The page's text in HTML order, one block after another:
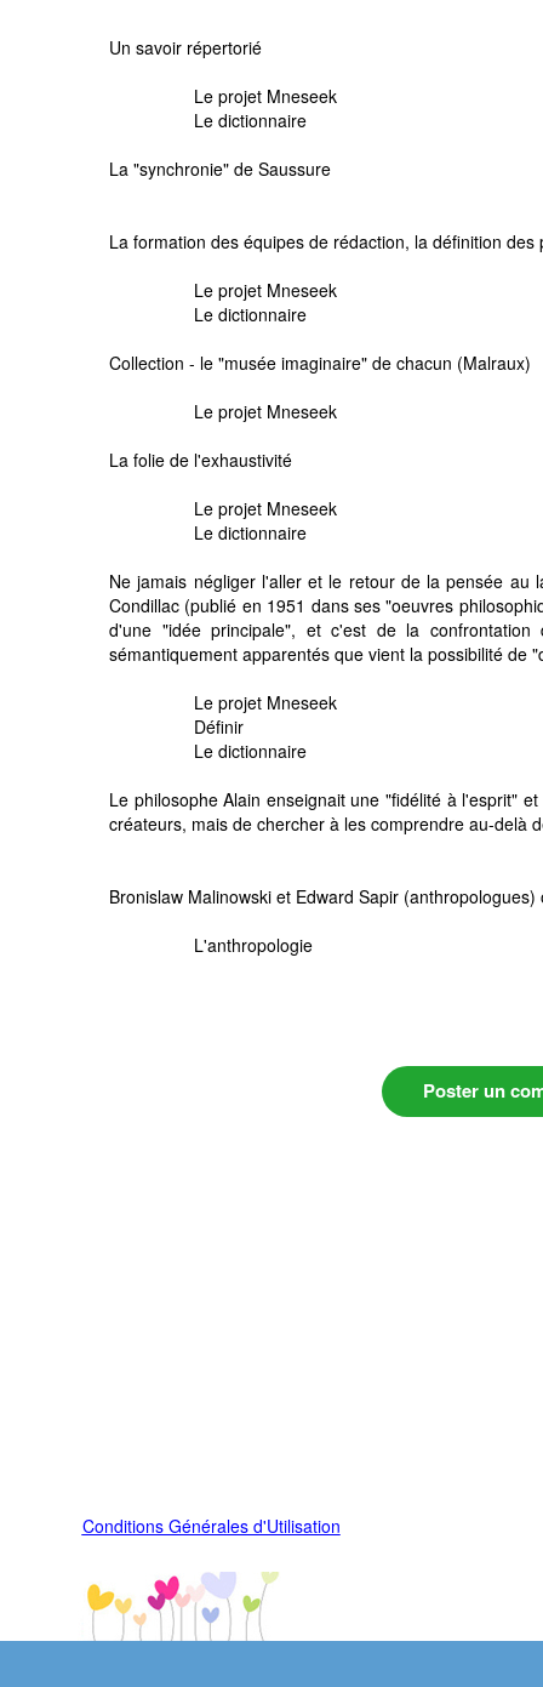
Un savoir répertorié
Le projet Mneseek
Le dictionnaire
La "synchronie" de Saussure
La formation des équipes de rédaction, la définition des
Le projet Mneseek
Le dictionnaire
Collection - le "musée imaginaire" de chacun (Malraux)
Le projet Mneseek
La folie de l'exhaustivité
Le projet Mneseek
Le dictionnaire
Ne jamais négliger l'aller et le retour de la pensée au
Condillac (publié en 1951 dans ses "oeuvres
d'une "idée principale", et c'est de la
sémantiquement apparentés que vient la possibilité de
Le projet Mneseek
Définir
Le dictionnaire
Le philosophe Alain enseignait une "fidélité à l'esprit"
créateurs, mais de chercher à les comprendre au-delà
Bronislaw Malinowski et Edward Sapir
L'anthropologie
Poster un
Conditions Générales d'Utilisation